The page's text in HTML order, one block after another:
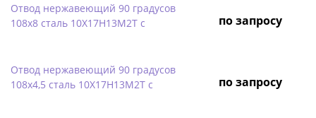
Отвод нержавеющий 90 градусов
108х8 сталь 10Х17Н13М2Т с
по запросу
Отвод нержавеющий 90 градусов
108х4,5 сталь 10Х17Н13М2Т с
по запросу